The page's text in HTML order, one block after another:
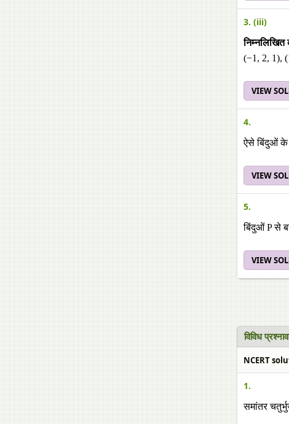
3. (iii)
निम्नलिखित
(−1, 2, 1),
VIEW
4.
ऐसे बिंदुओं के
VIEW
5.
बिंदुओं P से
VIEW
विविध
NCERT
1.
समांतर